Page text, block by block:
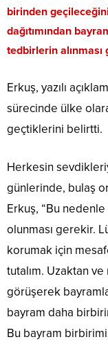
birinden
dağıtımından
tedbirlerin
Erkuş, yazılı
sürecinde ülke
geçtiklerini belirtti.
Herkesin
günlerinde, bulaş
Erkuş, “Bu
olunması gerekir.
korumak için
tutalım. Uzaktan
görüşerek
bayram daha
Bu bayram